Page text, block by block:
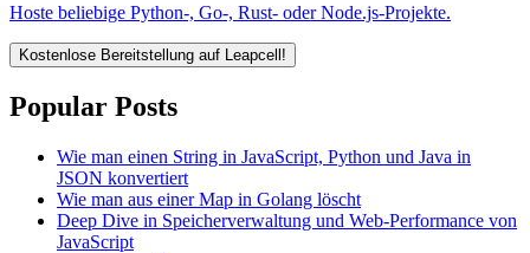
Hoste beliebige Python-, Go-, Rust- oder Node.js-Projekte.
Kostenlose Bereitstellung auf Leapcell!
Popular Posts
Wie man einen String in JavaScript, Python und Java in
JSON konvertiert
Wie man aus einer Map in Golang löscht
Deep Dive in Speicherverwaltung und Web-Performance von
JavaScript